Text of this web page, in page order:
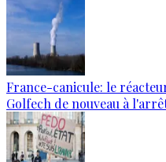
France-canicule: le
Golfech de nouveau à